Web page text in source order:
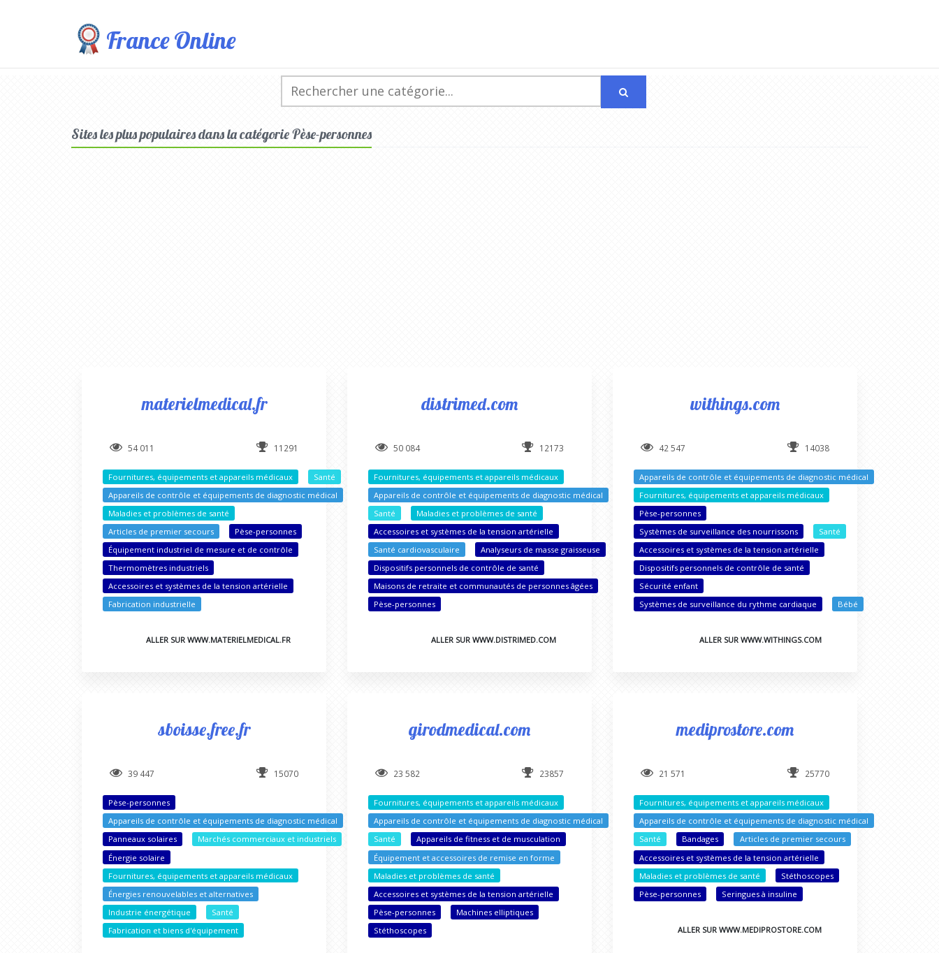
France Online
Sites les plus populaires dans la catégorie Pèse-personnes
materielmedical.fr
54 011 11291
Fournitures, équipements et appareils médicaux
Santé
Appareils de contrôle et équipements de diagnostic médical
Maladies et problèmes de santé
Articles de premier secours
Pèse-personnes
Équipement industriel de mesure et de contrôle
Thermomètres industriels
Accessoires et systèmes de la tension artérielle
Fabrication industrielle
ALLER SUR WWW.MATERIELMEDICAL.FR
distrimed.com
50 084 12173
Fournitures, équipements et appareils médicaux
Appareils de contrôle et équipements de diagnostic médical
Santé
Maladies et problèmes de santé
Accessoires et systèmes de la tension artérielle
Santé cardiovasculaire
Analyseurs de masse graisseuse
Dispositifs personnels de contrôle de santé
Maisons de retraite et communautés de personnes âgées
Pèse-personnes
ALLER SUR WWW.DISTRIMED.COM
withings.com
42 547 14038
Appareils de contrôle et équipements de diagnostic médical
Fournitures, équipements et appareils médicaux
Pèse-personnes
Systèmes de surveillance des nourrissons
Santé
Accessoires et systèmes de la tension artérielle
Dispositifs personnels de contrôle de santé
Sécurité enfant
Systèmes de surveillance du rythme cardiaque
Bébé
ALLER SUR WWW.WITHINGS.COM
sboisse.free.fr
39 447 15070
Pèse-personnes
Appareils de contrôle et équipements de diagnostic médical
Panneaux solaires
Marchés commerciaux et industriels
Énergie solaire
Fournitures, équipements et appareils médicaux
Énergies renouvelables et alternatives
Industrie énergétique
Santé
Fabrication et biens d'équipement
girodmedical.com
23 582 23857
Fournitures, équipements et appareils médicaux
Appareils de contrôle et équipements de diagnostic médical
Santé
Appareils de fitness et de musculation
Équipement et accessoires de remise en forme
Maladies et problèmes de santé
Accessoires et systèmes de la tension artérielle
Pèse-personnes
Machines elliptiques
Stéthoscopes
mediprostore.com
21 571 25770
Fournitures, équipements et appareils médicaux
Appareils de contrôle et équipements de diagnostic médical
Santé
Bandages
Articles de premier secours
Accessoires et systèmes de la tension artérielle
Maladies et problèmes de santé
Stéthoscopes
Pèse-personnes
Seringues à insuline
ALLER SUR WWW.MEDIPROSTORE.COM